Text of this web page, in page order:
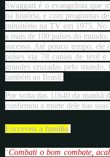
Swaggart é o evangelista que
na história, e com programas
ministério na TV em 1975. No
a mais de 100 países do
sucesso. Até pouco tempo, ele
países via 78 canais de tevê
grandes cruzadas pelo
também ao Brasil.
Por volta das 11h40 da manhã
confirmou a morte dele nas
Escreveu a família:
"Combati o bom combate,